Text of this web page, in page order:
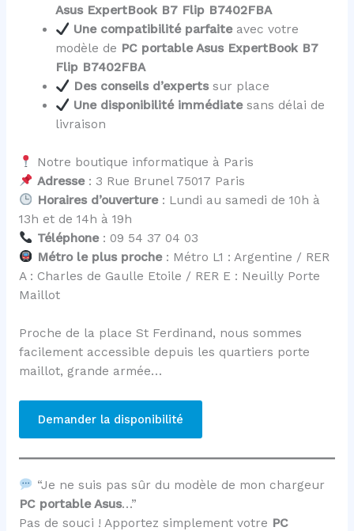
Asus ExpertBook B7 Flip B7402FBA
Une compatibilité parfaiteavec votre
modèle de PC portable Asus ExpertBook B7
Flip B7402FBA
Des conseils d’expertssur place
Une disponibilité immédiatesans délai de
livraison
Notre boutique informatique à Paris
Adresse: 3 Rue Brunel 75017 Paris
Horaires d’ouverture: Lundi au samedi de 10h à
13h et de 14h à 19h
Téléphone: 09 54 37 04 03
Métro le plus proche: Métro L1 : Argentine / RER
A : Charles de Gaulle Etoile / RER E : Neuilly Porte
Maillot
Proche de la place St Ferdinand, nous sommes
facilement accessible depuis les quartiers porte
maillot, grande armée…
Demander la disponibilité
“Je ne suis pas sûr du modèle de mon chargeur
PC portable Asus…”
Pas de souci ! Apportez simplement votre PC